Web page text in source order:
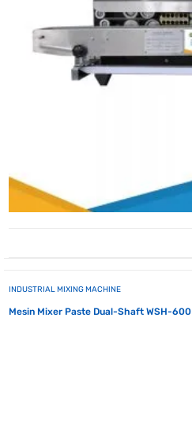
INDUSTRIAL MIXING MACHINE
Mesin Mixer Paste Dual-Shaft WSH-600